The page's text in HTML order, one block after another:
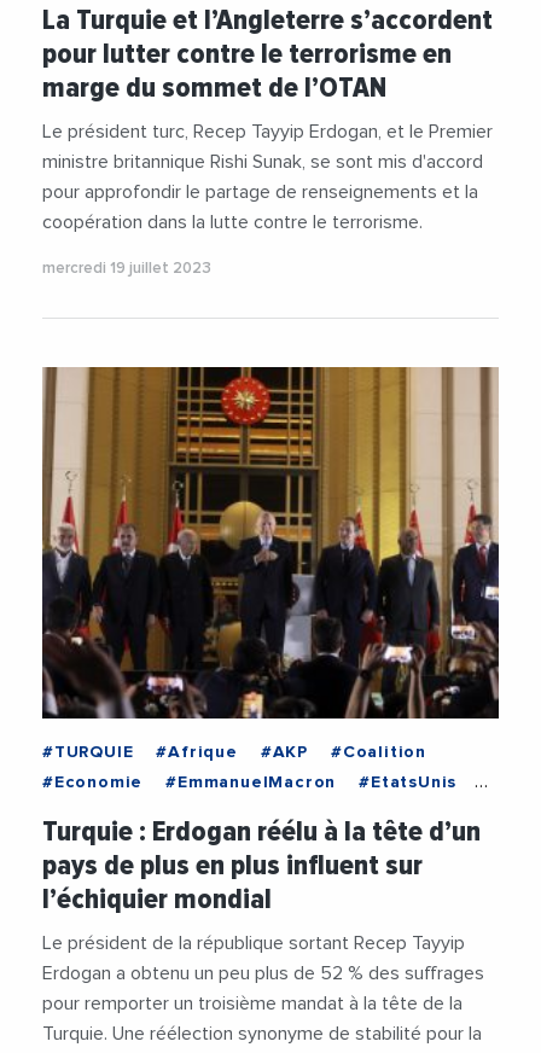
La Turquie et l’Angleterre s’accordent
pour lutter contre le terrorisme en
marge du sommet de l’OTAN
Le président turc, Recep Tayyip Erdogan, et le Premier
ministre britannique Rishi Sunak, se sont mis d'accord
pour approfondir le partage de renseignements et la
coopération dans la lutte contre le terrorisme.
mercredi 19 juillet 2023
#TURQUIE #Afrique #AKP
#Coalition
#Economie
#EmmanuelMacron
#EtatsUnis
#JoeBiden
#KemalKilicdaroglu
#ONU
#Parlement
#President
#ProcheOrient
#RecepErdoAn
#Russie
#Ukraine
#UrsulaVonDerLeyen
#VladimirPoutine
#VolodymyrZelensky
Turquie : Erdogan réélu à la tête d’un
pays de plus en plus influent sur
l’échiquier mondial
Le président de la république sortant Recep Tayyip
Erdogan a obtenu un peu plus de 52 % des suffrages
pour remporter un troisième mandat à la tête de la
Turquie. Une réélection synonyme de stabilité pour la